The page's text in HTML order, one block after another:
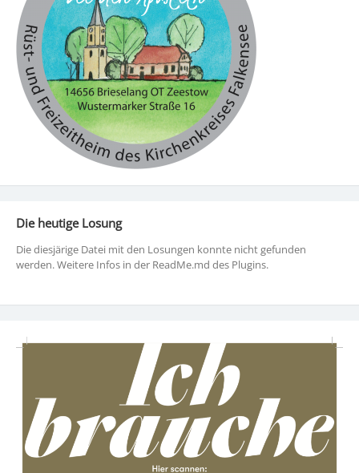
Die heutige Losung
Die diesjärige Datei mit den Losungen konnte nicht gefunden
werden. Weitere Infos in der ReadMe.md des Plugins.